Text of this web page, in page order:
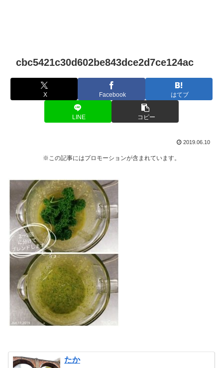
cbc5421c30d602be843dce2d7ce124ac
X Facebook はてブ
LINE コピー
2019.06.10
※この記事にはプロモーションが含まれています。
たか